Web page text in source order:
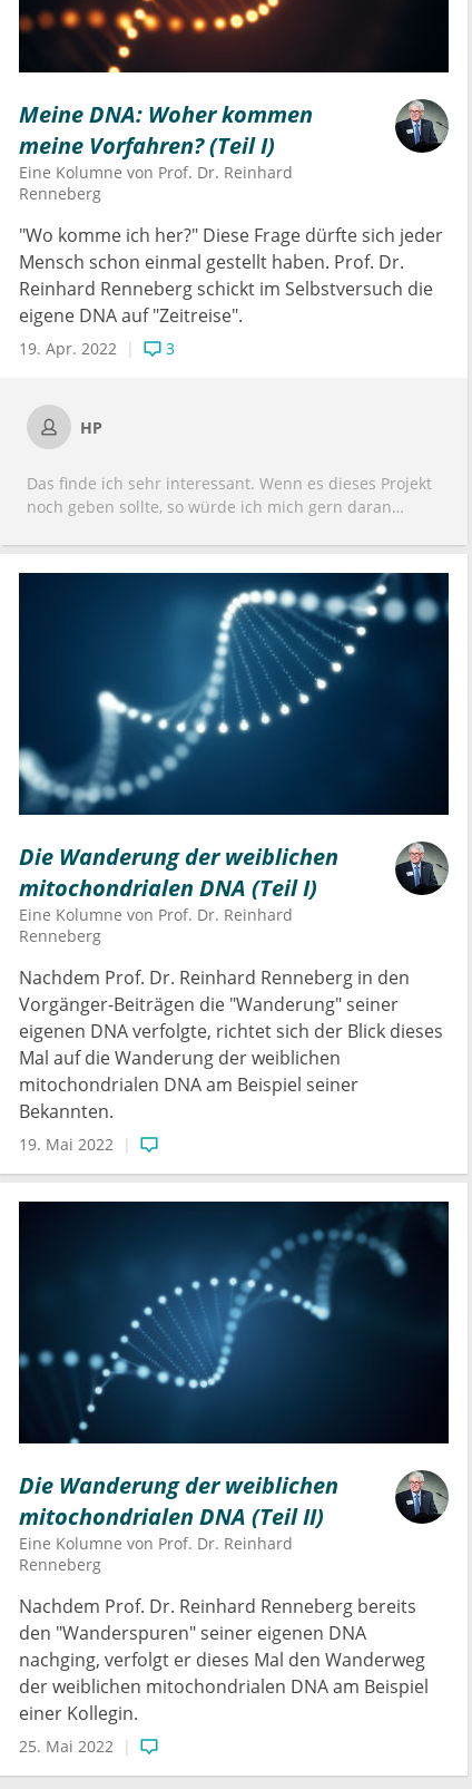
Meine DNA: Woher kommen
meine Vorfahren? (Teil I)
Eine Kolumne von Prof. Dr. Reinhard
Renneberg
"Wo komme ich her?" Diese Frage dürfte sich jeder
Mensch schon einmal gestellt haben. Prof. Dr.
Reinhard Renneberg schickt im Selbstversuch die
eigene DNA auf "Zeitreise".
19. Apr. 2022 3
HP
Das finde ich sehr interessant. Wenn es dieses Projekt
noch geben sollte, so würde ich mich gern daran
Die Wanderung der weiblichen
mitochondrialen DNA (Teil I)
Eine Kolumne von Prof. Dr. Reinhard
Renneberg
Nachdem Prof. Dr. Reinhard Renneberg in den
Vorgänger-Beiträgen die "Wanderung" seiner
eigenen DNA verfolgte, richtet sich der Blick dieses
Mal auf die Wanderung der weiblichen
mitochondrialen DNA am Beispiel seiner
Bekannten.
19. Mai 2022
Die Wanderung der weiblichen
mitochondrialen DNA (Teil II)
Eine Kolumne von Prof. Dr. Reinhard
Renneberg
Nachdem Prof. Dr. Reinhard Renneberg bereits
den "Wanderspuren" seiner eigenen DNA
nachging, verfolgt er dieses Mal den Wanderweg
der weiblichen mitochondrialen DNA am Beispiel
einer Kollegin.
25. Mai 2022